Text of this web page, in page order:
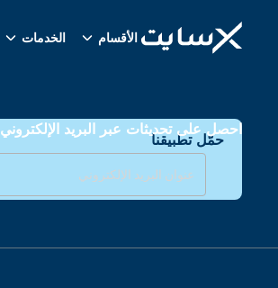
الأقسام الخدمات
حمّل تطبيقنا
احصل على تحديثات عبر البريد الإلكتروني